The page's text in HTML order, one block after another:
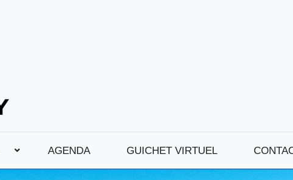
AGENDA GUICHET VIRTUEL